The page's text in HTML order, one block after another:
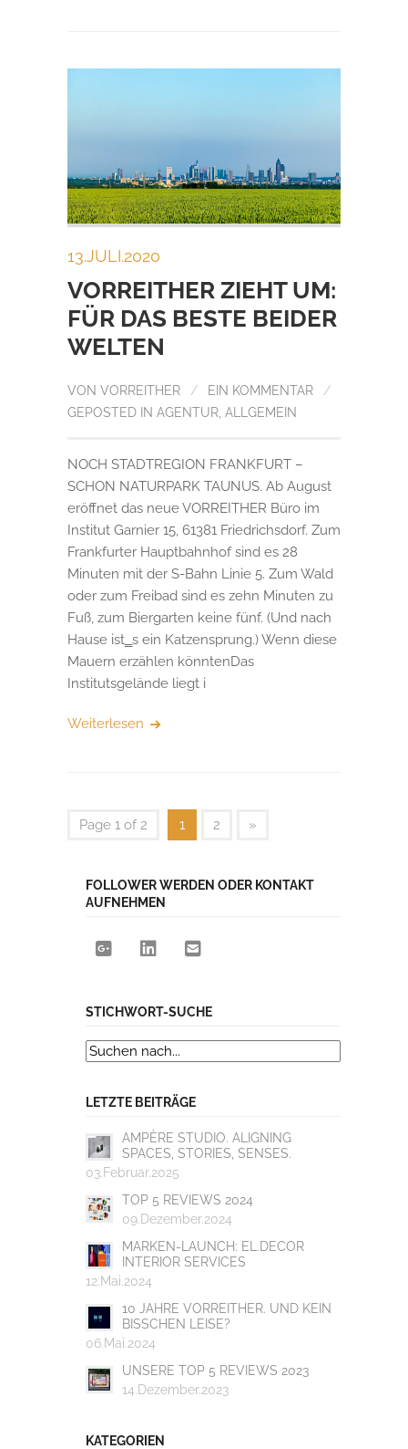
13.JULI.2020
VORREITHER ZIEHT UM:
FÜR DAS BESTE BEIDER
WELTEN
VON VORREITHER / EIN KOMMENTAR
/
GEPOSTED IN AGENTUR ALLGEMEIN
NOCH STADTREGION FRANKFURT –
SCHON NATURPARK TAUNUS. Ab August
eröffnet das neue VORREITHER Büro im
Institut Garnier 15, 61381 Friedrichsdorf. Zum
Frankfurter Hauptbahnhof sind es 28
Minuten mit der S-Bahn Linie 5. Zum Wald
oder zum Freibad sind es zehn Minuten zu
Fuß, zum Biergarten keine fünf. (Und nach
Hause ist‗s ein Katzensprung.) Wenn diese
Mauern erzählen könntenDas
Institutsgelände liegt i
Weiterlesen
Page 1 of 2 1 2 »
FOLLOWER WERDEN ODER KONTAKT
AUFNEHMEN
STICHWORT-SUCHE
LETZTE BEITRÄGE
AMPÈRE STUDIO. ALIGNING
SPACES, STORIES, SENSES.
03.Februar.2025
TOP 5 REVIEWS 2024
09.Dezember.2024
MARKEN-LAUNCH: EL.DECOR
INTERIOR SERVICES
12.Mai.2024
10 JAHRE VORREITHER. UND KEIN
BISSCHEN LEISE?
06.Mai.2024
UNSERE TOP 5 REVIEWS 2023
14.Dezember.2023
KATEGORIEN